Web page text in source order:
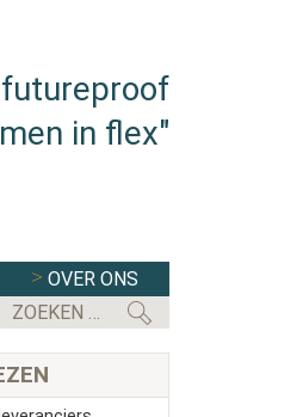
in flex"
OVER ONS
KAMER STEMT IN MET